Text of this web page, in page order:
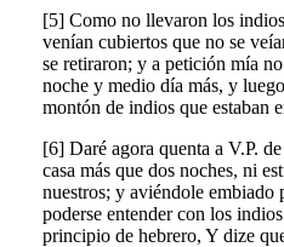
[5] Como no llevaron los
venían cubiertos que no se
se retiraron; y a petición mía
noche y medio día más, y
montón de indios que estaban
[6] Daré agora quenta a V.P.
casa más que dos noches, ni
nuestros; y aviéndole embiado
poderse entender con los
principio de hebrero, Y dize